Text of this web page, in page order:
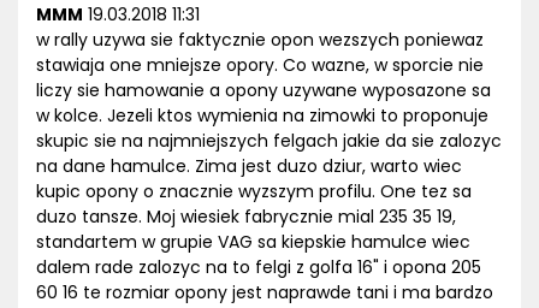
MMM 19.03.2018 11:31
w rally uzywa sie faktycznie opon wezszych poniewaz
stawiaja one mniejsze opory. Co wazne, w sporcie nie
liczy sie hamowanie a opony uzywane wyposazone sa
w kolce. Jezeli ktos wymienia na zimowki to proponuje
skupic sie na najmniejszych felgach jakie da sie zalozyc
na dane hamulce. Zima jest duzo dziur, warto wiec
kupic opony o znacznie wyzszym profilu. One tez sa
duzo tansze. Moj wiesiek fabrycznie mial 235 35 19,
standartem w grupie VAG sa kiepskie hamulce wiec
dalem rade zalozyc na to felgi z golfa 16" i opona 205
60 16 te rozmiar opony jest naprawde tani i ma bardzo